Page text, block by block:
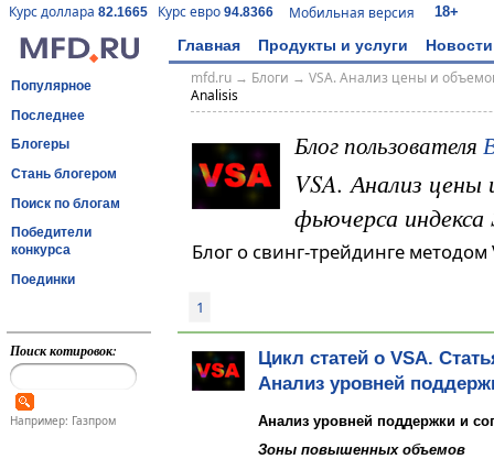
Курс доллара 82.1665 Курс евро 94.8366 Мобильная версия 18+
Главная Продукты и услуги Новости
Популярное
Последнее
Блогеры
Стань блогером
Поиск по блогам
Победители
конкурса
Поединки
Поиск котировок:
Например: Газпром
mfd.ru→ Блоги → VSA. Анализ цены и
Analisis
Блог пользователя
VSA. Анализ цены
фьючерса индекса
Блог о свинг-трейдинге методом
1
Цикл статей о VSA.
Анализ уровней
Анализ уровней поддержки и
Зоны повышенных объемов